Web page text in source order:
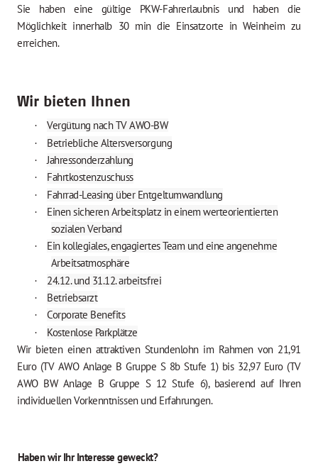
Sie haben eine gültige PKW-Fahrerlaubnis und haben die
Möglichkeit innerhalb 30 min die Einsatzorte in Weinheim zu
erreichen.
Wir bieten Ihnen
· Vergütung nachTV AWO-BW
· Betriebliche Altersversorgung
· Jahressonderzahlung
· Fahrtkostenzuschuss
· Fahrrad-Leasing über Entgeltumwandlung
·
Einen sicheren Arbeitsplatz in einem werteorientierten
sozialen Verband
·
Ein kollegiales, engagiertes Team und eine angenehme
Arbeitsatmosphäre
· 24.12. und 31.12. arbeitsfrei
· Betriebsarzt
· Corporate Benefits
·
Kostenlose Parkplätze
Wir bieten einen attraktiven Stundenlohn im Rahmen von 21,91
Euro (TV AWO Anlage B Gruppe S 8b Stufe 1) bis 32,97 Euro (TV
AWO BW Anlage B Gruppe S 12 Stufe 6), basierend auf Ihren
individuellen Vorkenntnissen und Erfahrungen.
Haben wir Ihr Interesse geweckt?